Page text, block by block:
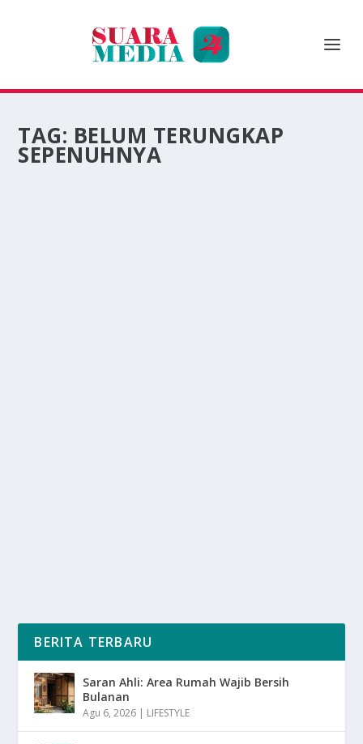
TAG: BELUM TERUNGKAP
SEPENUHNYA
BERITA TERBARU
Saran Ahli: Area Rumah Wajib Bersih
Bulanan
Agu 6, 2026 | LIFESTYLE